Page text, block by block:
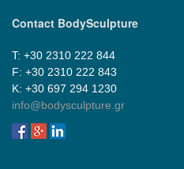
Contact BodySculpture
Τ: +30 2310 222 844
F: +30 2310 222 843
Κ: +30 697 294 1230
info@bodysculpture.gr